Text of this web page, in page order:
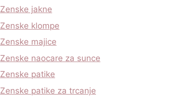
Zenske jakne
Zenske klompe
Zenske majice
Zenske naocare za sunce
Zenske patike
Zenske patike za trcanje